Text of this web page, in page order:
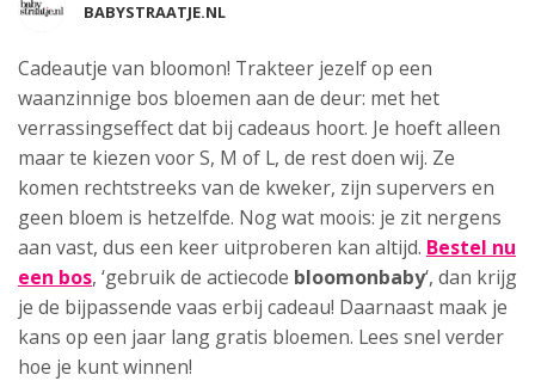
BABYSTRAATJE.NL
Cadeautje van bloomon! Trakteer jezelf op een
waanzinnige bos bloemen aan de deur: met het
verrassingseffect dat bij cadeaus hoort. Je hoeft alleen
maar te kiezen voor S, M of L, de rest doen wij. Ze
komen rechtstreeks van de kweker, zijn supervers en
geen bloem is hetzelfde. Nog wat moois: je zit nergens
aan vast, dus een keer uitproberen kan altijd. Bestel nu
een bos, ‘gebruik de actiecode bloomonbaby‘, dan krijg
je de bijpassende vaas erbij cadeau! Daarnaast maak je
kans op een jaar lang gratis bloemen. Lees snel verder
hoe je kunt winnen!